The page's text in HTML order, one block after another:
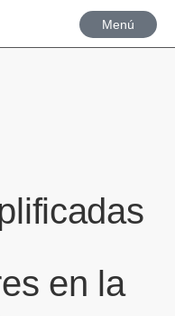
Menú
en la